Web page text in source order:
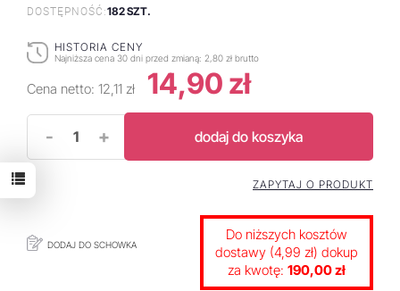
DOSTĘPNOŚĆ:182 SZT.
HISTORIA CENY
Najniższa cena 30 dni przed zmianą: 2,80 zł brutto
Cena netto: 12,11 zł 14,90 zł
- + dodaj do koszyka
DODAJ DO SCHOWKA
ZAPYTAJ O PRODUKT
Do niższych kosztów
dostawy (4,99 zł) dokup
za kwotę: 190,00 zł